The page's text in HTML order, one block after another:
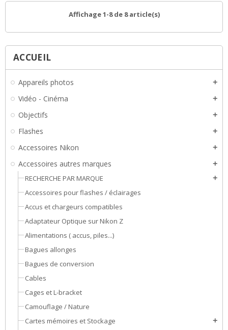
ACCUEIL
Appareils photos add
Vidéo - Cinéma add
Objectifs add
Flashes add
Accessoires Nikon add
Accessoires autres marques add
RECHERCHE PAR MARQUE add
Accessoires pour flashes / éclairages
Accus et chargeurs compatibles
Adaptateur Optique sur Nikon Z
Alimentations ( accus, piles...)
Bagues allonges
Bagues de conversion
Cables
Cages et L-bracket
Camouflage / Nature
Cartes mémoires et Stockage
add
Affichage 1-8 de 8 article(s)